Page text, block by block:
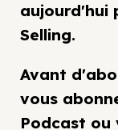
aujourd'hui
Selling.
Avant
vous
Podcast